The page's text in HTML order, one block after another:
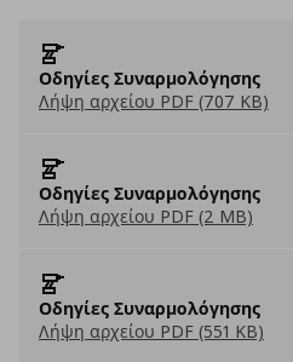
Οδηγίες Συναρμολόγησης
Λήψη αρχείου PDF (707 KB)
Οδηγίες Συναρμολόγησης
Λήψη αρχείου PDF (2 MB)
Οδηγίες Συναρμολόγησης
Λήψη αρχείου PDF (551 KB)